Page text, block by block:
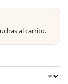
al carrito.